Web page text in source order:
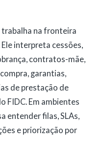
trabalha na fronteira
interpreta cessões,
contratos-mãe,
garantias,
de prestação de
FIDC. Em ambientes
entender filas, SLAs,
e priorização por